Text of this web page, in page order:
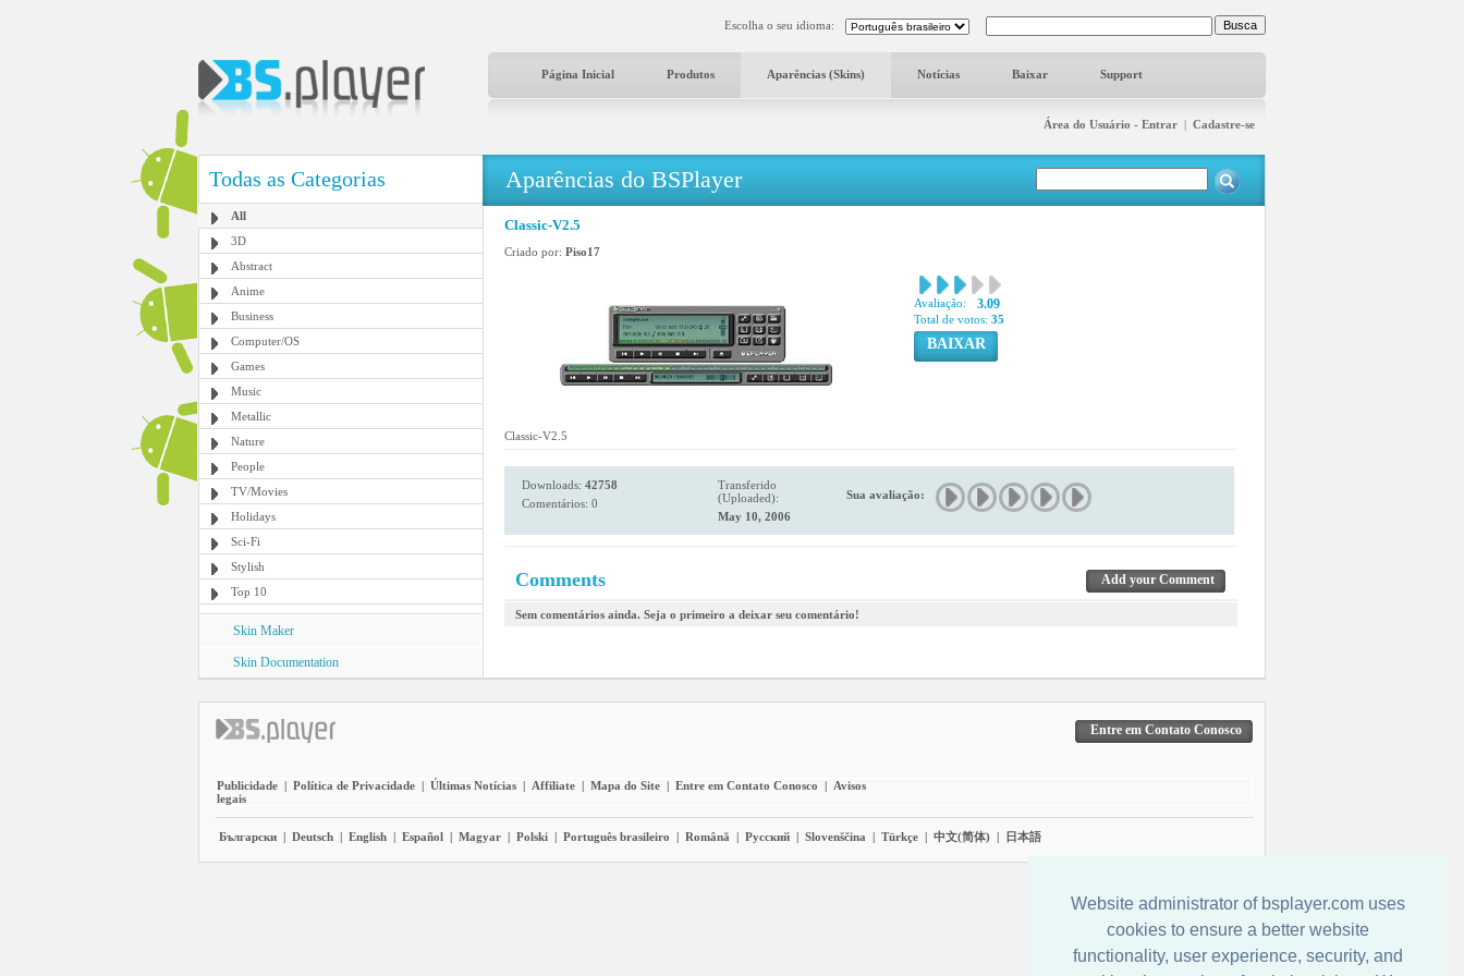
Website administrator of bsplayer.com uses
cookies to ensure a better website
functionality, user experience, security, and
Escolha o seu idioma:
Página Inicial Produtos Aparências (Skins) Notícias Baixar Support
Área do Usuário - Entrar | Cadastre-se
Todas as Categorias
All
3D
Abstract
Anime
Business
Computer/OS
Games
Music
Metallic
Nature
People
TV/Movies
Holidays
Sci-Fi
Stylish
Top 10
Skin Maker
Skin Documentation
Aparências do BSPlayer
Classic-V2.5
Criado por: Piso17
Avaliação: 3.09
Total de votos: 35
BAIXAR
Classic-V2.5
Downloads: 42758
Comentários: 0
Transferido
(Uploaded):
May 10, 2006
Sua avaliação:
Comments Add your Comment
Sem comentários ainda. Seja o primeiro a deixar seu comentário!
Entre em Contato Conosco
Publicidade | Política de Privacidade | Últimas Notícias | Affiliate | Mapa do Site | Entre em Contato Conosco | Avisos
legais
Български | Deutsch | English | Español | Magyar | Polski | Português brasileiro | Română | Pyccĸий | Slovenščina | Türkçe | 中文(简体) | 日本語